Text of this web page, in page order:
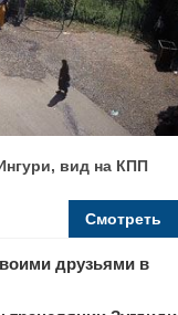
вид на КПП
Смотреть
друзьями в